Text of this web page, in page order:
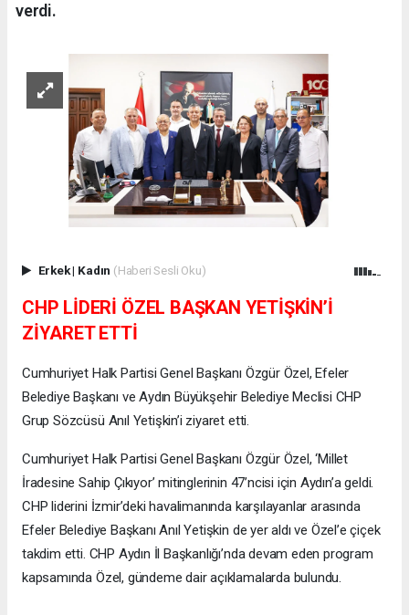
verdi.
Erkek| Kadın (Haberi Sesli Oku)
CHP LİDERİ ÖZEL BAŞKAN YETİŞKİN’İ
ZİYARET ETTİ
Cumhuriyet Halk Partisi Genel Başkanı Özgür Özel, Efeler
Belediye Başkanı ve Aydın Büyükşehir Belediye Meclisi CHP
Grup Sözcüsü Anıl Yetişkin’i ziyaret etti.
Cumhuriyet Halk Partisi Genel Başkanı Özgür Özel, ‘Millet
İradesine Sahip Çıkıyor’ mitinglerinin 47’ncisi için Aydın’a geldi.
CHP liderini İzmir’deki havalimanında karşılayanlar arasında
Efeler Belediye Başkanı Anıl Yetişkin de yer aldı ve Özel’e çiçek
takdim etti. CHP Aydın İl Başkanlığı’nda devam eden program
kapsamında Özel, gündeme dair açıklamalarda bulundu.